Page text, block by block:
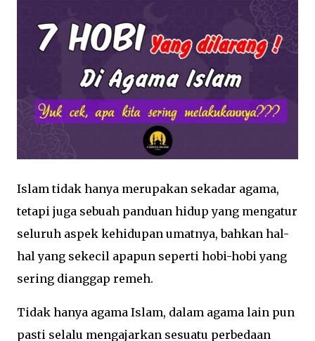
Islam tidak hanya merupakan sekadar agama,
tetapi juga sebuah panduan hidup yang mengatur
seluruh aspek kehidupan umatnya, bahkan hal-
hal yang sekecil apapun seperti hobi-hobi yang
sering dianggap remeh.
Tidak hanya agama Islam, dalam agama lain pun
pasti selalu mengajarkan sesuatu perbedaan